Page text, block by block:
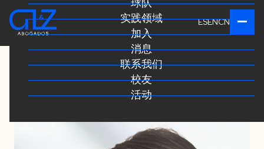
球队
实践领域
加入
消息
联系我们
校友
活动
ESENCN